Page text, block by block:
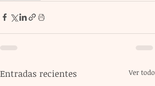
Entradas recientes Ver todo